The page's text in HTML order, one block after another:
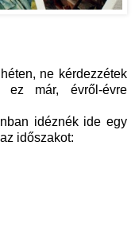
ne kérdezzétek
ez már, évről-évre
idéznék ide egy
időszakot: